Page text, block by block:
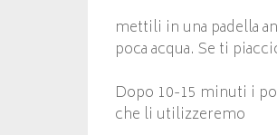
mettili in una padella
poca acqua. Se ti
Dopo 10-15 minuti i
che li utilizzeremo